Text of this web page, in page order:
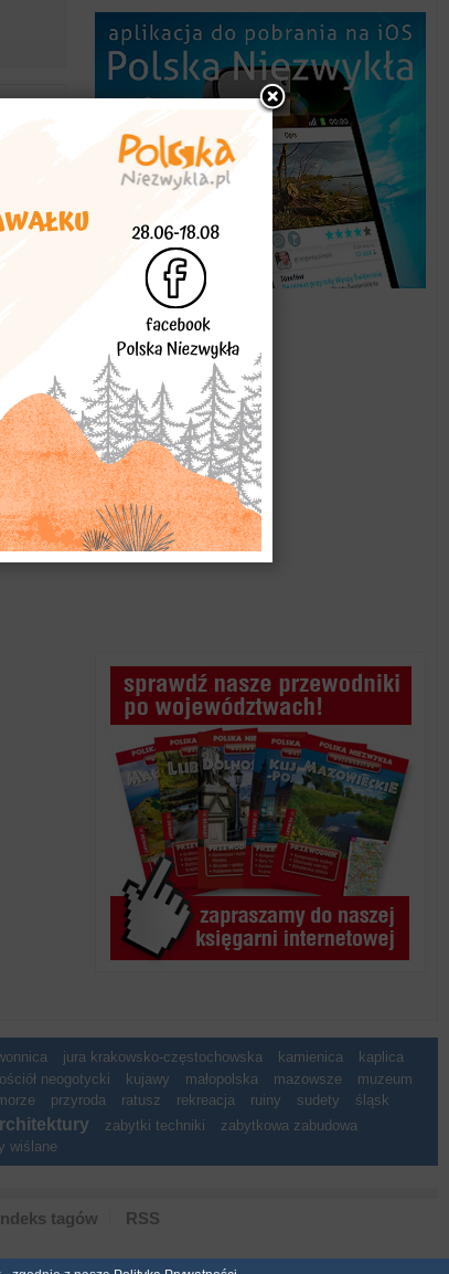
jura krakowsko-częstochowska kamienica
kaplica
neogotycki kujawy małopolska mazowsze
muzeum
przyroda ratusz rekreacja ruiny sudety śląsk
zabytki techniki
zabytkowa zabudowa
wiślane
tagów RSS